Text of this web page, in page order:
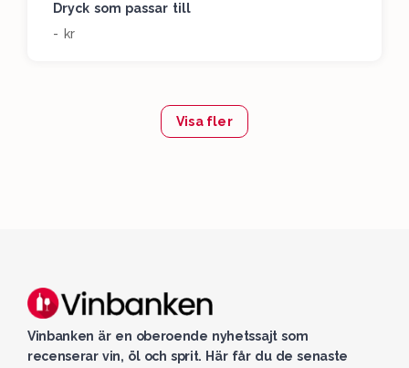
Dryck som passar till
- kr
Visa fler
Vinbanken är en oberoende nyhetssajt som
recenserar vin, öl och sprit. Här får du de senaste